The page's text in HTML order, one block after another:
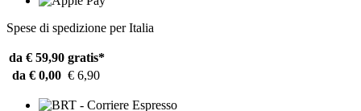
Spese di spedizione per Italia
da € 59,90 gratis*
da € 0,00 € 6,90